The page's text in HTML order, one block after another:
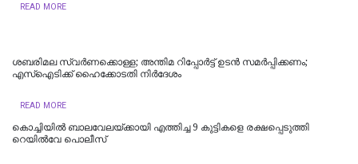
READ MORE
ശബരിമല സ്വര്‍ണക്കൊള്ള; അന്തിമ റിപ്പോര്‍ട്ട് ഉടന്‍ സമര്‍പ്പിക്കണം;
എസ്‌ഐടിക്ക് ഹൈക്കോടതി നിര്‍ദേശം
READ MORE
കൊച്ചിയില്‍ ബാലവേലയ്ക്കായി എത്തിച്ച 9 കുട്ടികളെ രക്ഷപ്പെടുത്തി
റെയില്‍വേ പൊലീസ്